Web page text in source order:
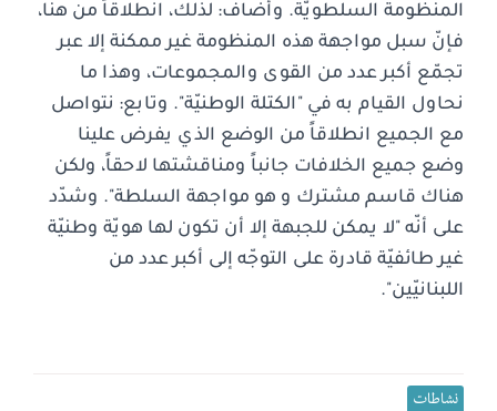
المنظومة السلطويّة. وأضاف: لذلك، انطلاقاً من هنا،
فإنّ سبل مواجهة هذه المنظومة غير ممكنة إلا عبر
تجمّع أكبر عدد من القوى والمجموعات، وهذا ما
نحاول القيام به في "الكتلة الوطنيّة". وتابع: نتواصل
مع الجميع انطلاقاً من الوضع الذي يفرض علينا
وضع جميع الخلافات جانباً ومناقشتها لاحقاً، ولكن
هناك قاسم مشترك و هو مواجهة السلطة". وشدّد
على أنّه "لا يمكن للجبهة إلا أن تكون لها هويّة وطنيّة
غير طائفيّة قادرة على التوجّه إلى أكبر عدد من
اللبنانيّين".
نشاطات